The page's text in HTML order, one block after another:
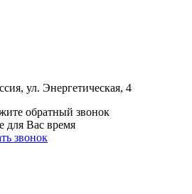
ул. Энергетическая, 4
обратный звонок
для Вас время
звонок